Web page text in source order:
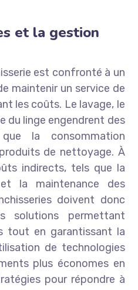
et la gestion
est confronté à un
maintenir un service de
les coûts. Le lavage, le
du linge engendrent des
la consommation
produits de nettoyage. À
indirects, tels que la
la maintenance des
doivent donc
solutions permettant
tout en garantissant la
de technologies
plus économes en
pour répondre à